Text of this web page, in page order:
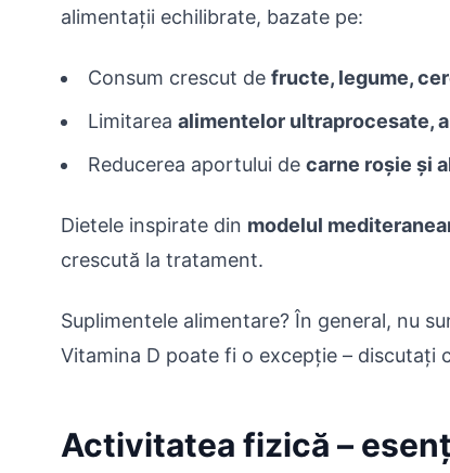
alimentații echilibrate, bazate pe:
Consum crescut de fructe, legume,
Limitarea alimentelor ultraprocesate,
Reducerea aportului de carne roșie și
Dietele inspirate din modelul
crescută la tratament.
Suplimentele alimentare? În general, nu
Vitamina D poate fi o excepție – discutați
Activitatea fizică –